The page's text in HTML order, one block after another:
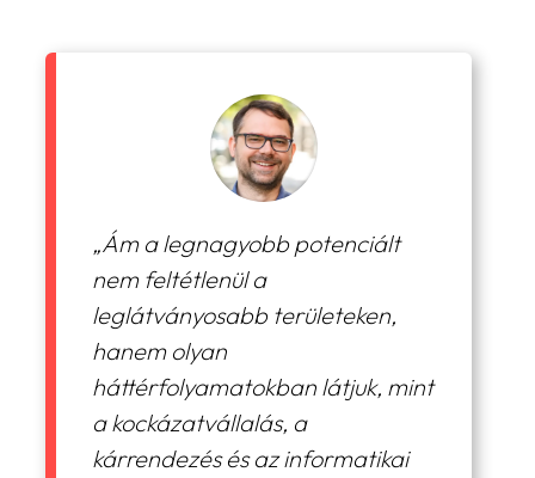
„Ám a legnagyobb potenciált
nem feltétlenül a
leglátványosabb területeken,
hanem olyan
háttérfolyamatokban látjuk, mint
a kockázatvállalás, a
kárrendezés és az informatikai